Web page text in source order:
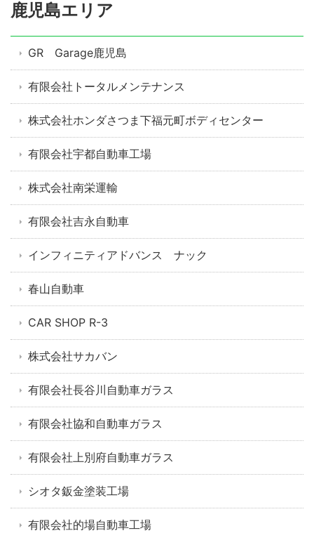
鹿児島エリア
GR Garage鹿児島
有限会社トータルメンテナンス
株式会社ホンダさつま下福元町ボディセンター
有限会社宇都自動車工場
株式会社南栄運輸
有限会社吉永自動車
インフィニティアドバンス ナック
春山自動車
CAR SHOP R-3
株式会社サカバン
有限会社長谷川自動車ガラス
有限会社協和自動車ガラス
有限会社上別府自動車ガラス
シオタ鈑金塗装工場
有限会社的場自動車工場